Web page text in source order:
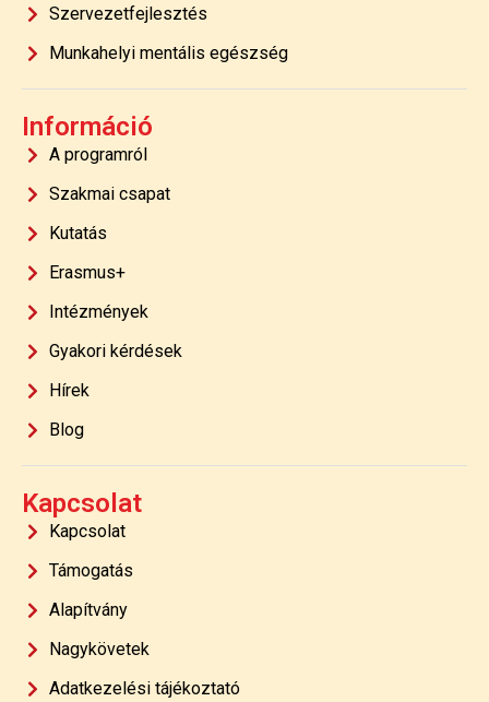
Szervezetfejlesztés
Munkahelyi mentális egészség
Információ
A programról
Szakmai csapat
Kutatás
Erasmus+
Intézmények
Gyakori kérdések
Hírek
Blog
Kapcsolat
Kapcsolat
Támogatás
Alapítvány
Nagykövetek
Adatkezelési tájékoztató